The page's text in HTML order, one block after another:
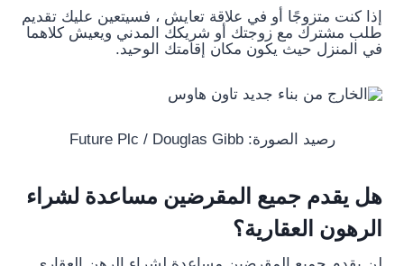
إذا كنت متزوجًا أو في علاقة تعايش ، فسيتعين عليك تقديم
طلب مشترك مع زوجتك أو شريكك المدني ويعيش كلاهما
في المنزل حيث يكون مكان إقامتك الوحيد.
رصيد الصورة: Future Plc / Douglas Gibb
هل يقدم جميع المقرضين مساعدة لشراء
الرهون العقارية؟